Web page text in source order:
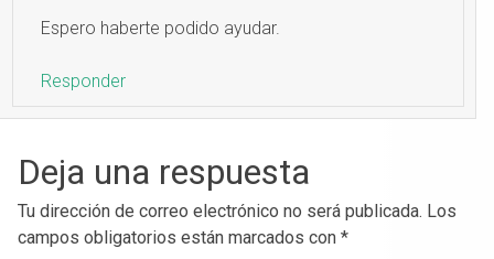
Espero haberte podido ayudar.
Responder
Deja una respuesta
Tu dirección de correo electrónico no será publicada. Los
campos obligatorios están marcados con *